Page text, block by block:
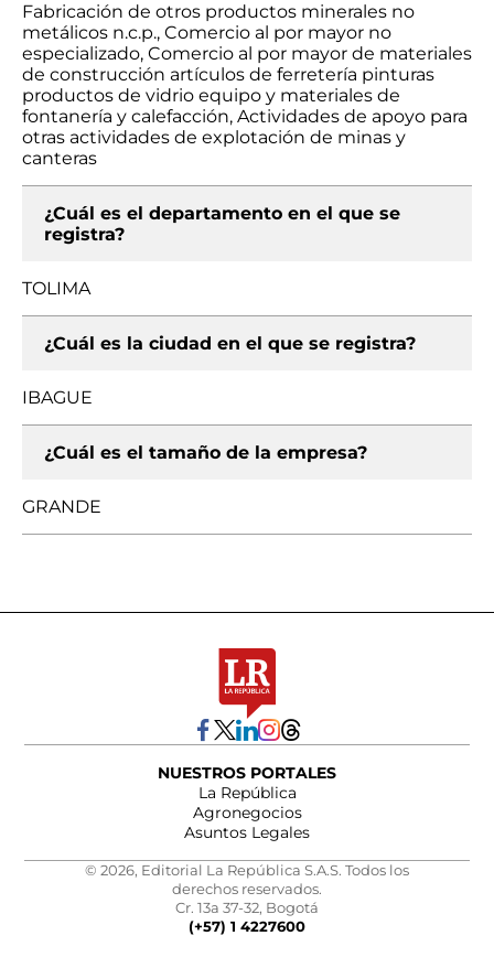
Fabricación de otros productos minerales no
metálicos n.c.p., Comercio al por mayor no
especializado, Comercio al por mayor de materiales
de construcción artículos de ferretería pinturas
productos de vidrio equipo y materiales de
fontanería y calefacción, Actividades de apoyo para
otras actividades de explotación de minas y
canteras
¿Cuál es el departamento en el que se
registra?
TOLIMA
¿Cuál es la ciudad en el que se registra?
IBAGUE
¿Cuál es el tamaño de la empresa?
GRANDE
NUESTROS PORTALES
La República
Agronegocios
Asuntos Legales
© 2026, Editorial La República S.A.S. Todos los
derechos reservados.
Cr. 13a 37-32, Bogotá
(+57) 1 4227600